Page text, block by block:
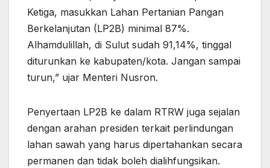
Ketiga, masukkan Lahan Pertanian Pangan
Berkelanjutan (LP2B) minimal 87%.
Alhamdulillah, di Sulut sudah 91,14%, tinggal
diturunkan ke kabupaten/kota. Jangan sampai
turun,” ujar Menteri Nusron.
Penyertaan LP2B ke dalam RTRW juga sejalan
dengan arahan presiden terkait perlindungan
lahan sawah yang harus dipertahankan secara
permanen dan tidak boleh dialihfungsikan.